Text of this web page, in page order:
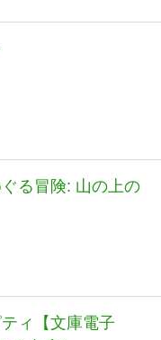
る冒険: 山の上の
ィ【文庫電子